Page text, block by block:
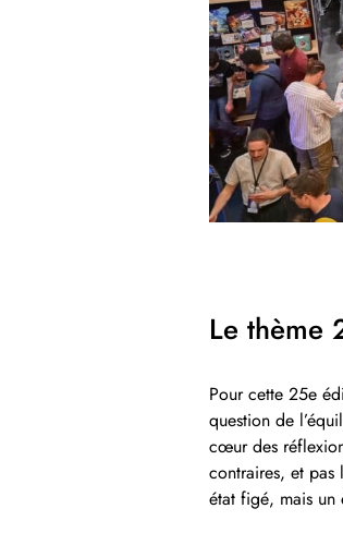
Le thème
Pour cette 25e
question de
cœur des
contraires, et pas
état figé, mais un